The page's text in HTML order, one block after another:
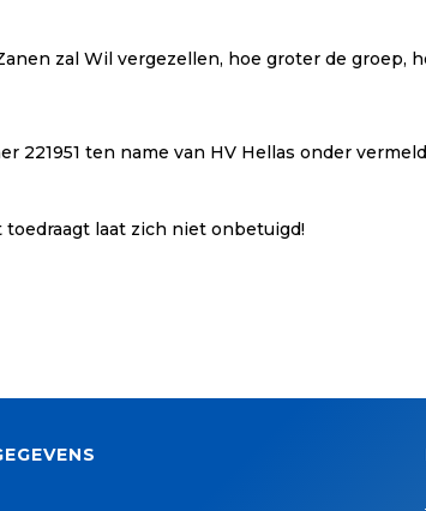
zal Wil vergezellen, hoe groter de groep,
ten name van HV Hellas onder
laat zich niet onbetuigd!